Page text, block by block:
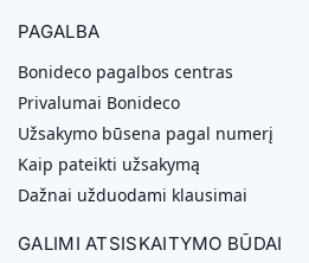
PAGALBA
Bonideco pagalbos centras
Privalumai Bonideco
Užsakymo būsena pagal numerį
Kaip pateikti užsakymą
Dažnai užduodami klausimai
GALIMI ATSISKAITYMO BŪDAI